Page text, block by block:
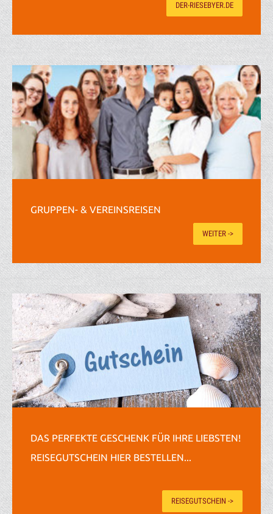
DER-RIESEBYER.DE
GRUPPEN- & VEREINSREISEN
WEITER ->
DAS PERFEKTE GESCHENK FÜR IHRE LIEBSTEN!
REISEGUTSCHEIN HIER BESTELLEN...
REISEGUTSCHEIN ->